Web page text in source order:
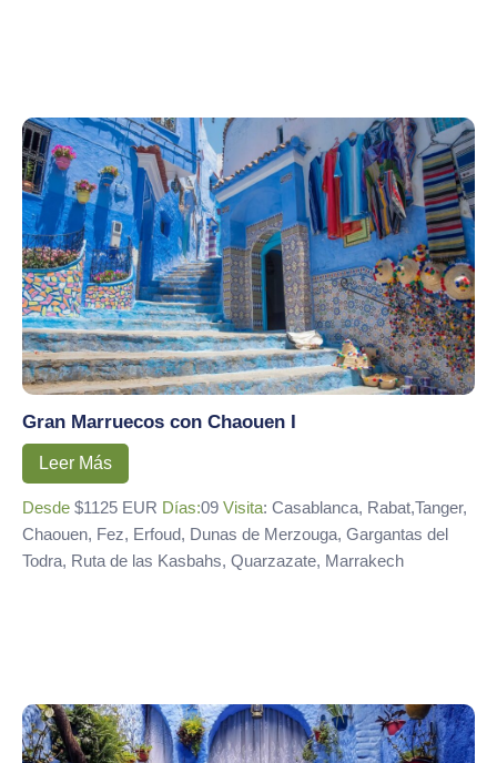
Gran Marruecos con Chaouen I
Leer Más
Desde $1125 EUR Días:09 Visita: Casablanca, Rabat,Tanger,
Chaouen, Fez, Erfoud, Dunas de Merzouga, Gargantas del
Todra, Ruta de las Kasbahs, Quarzazate, Marrakech